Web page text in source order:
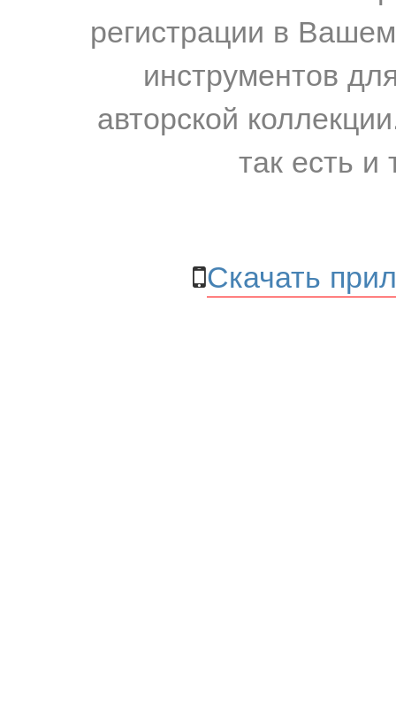
регистрации в
инструментов
авторской
так есть и
Скачать